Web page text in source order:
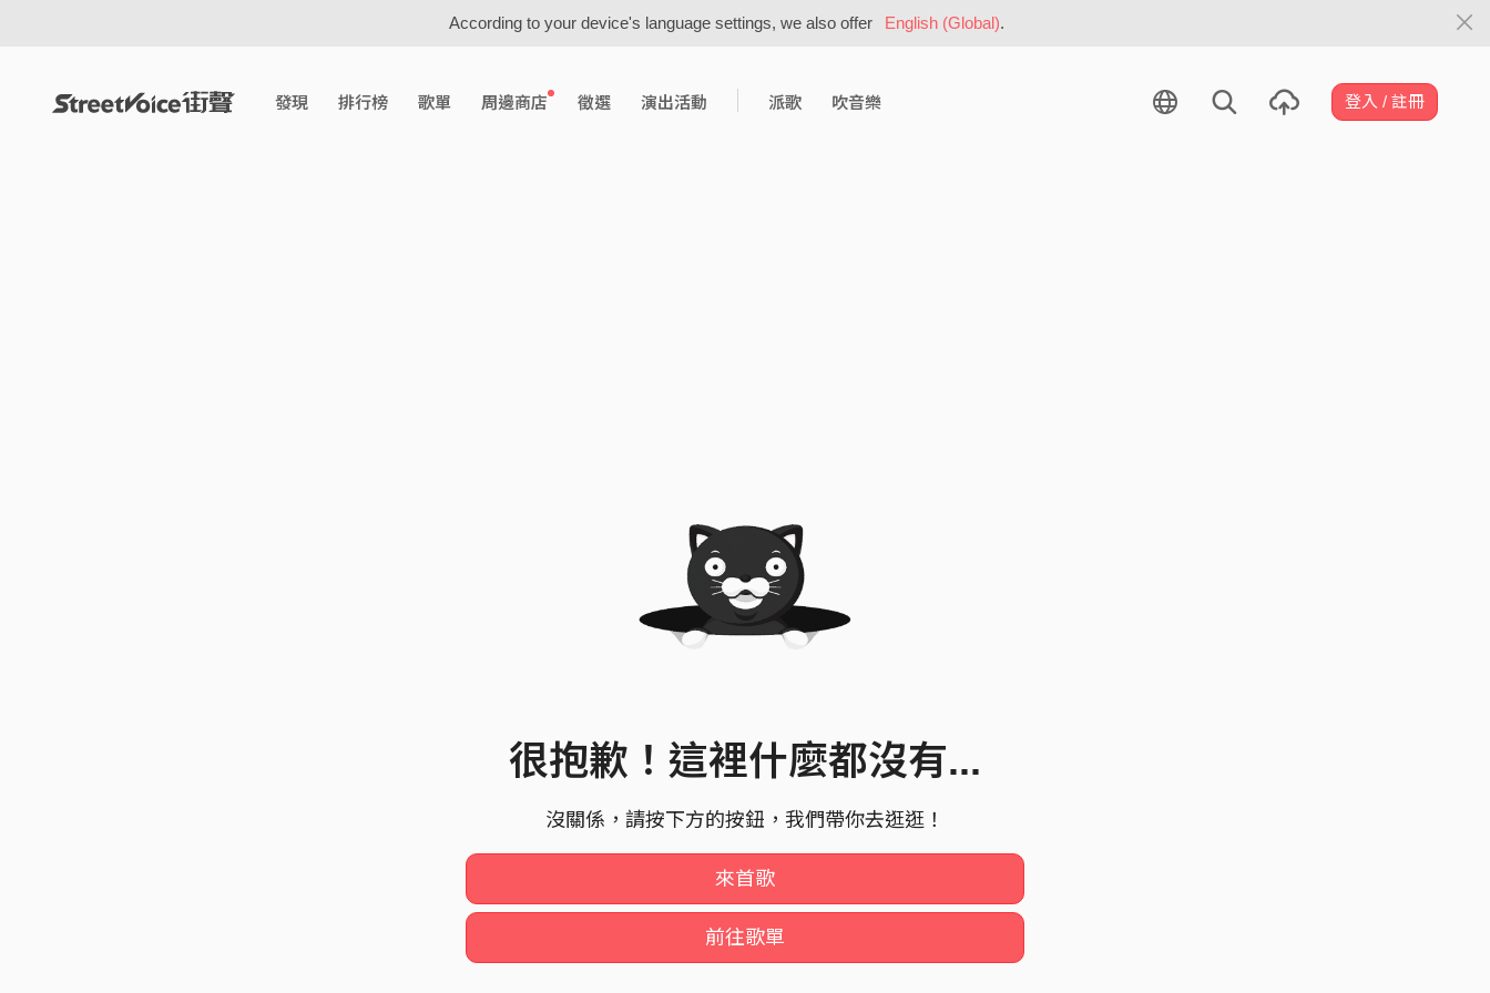
According to your device's language settings, we also offer English (Global).
發現 排行榜 歌單 周邊商店 徵選 演出活動 派歌 吹音樂 登入 / 註冊
很抱歉！這裡什麼都沒有...
沒關係，請按下方的按鈕，我們帶你去逛逛！
來首歌
前往歌單